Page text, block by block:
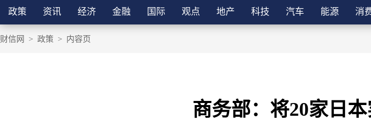
政策 资讯 经济 金融 国际 观点 地产 科技 汽车 能源 消
财信网 > 政策 > 内容页
商务部：将20家日